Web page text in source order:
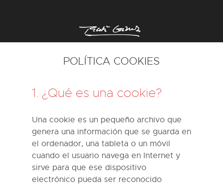
POLÍTICA COOKIES
1. ¿Qué es una cookie?
Una cookie es un pequeño archivo que
genera una información que se guarda en
el ordenador, una tableta o un móvil
cuando el usuario navega en Internet y
sirve para que ese dispositivo
electrónico pueda ser reconocido